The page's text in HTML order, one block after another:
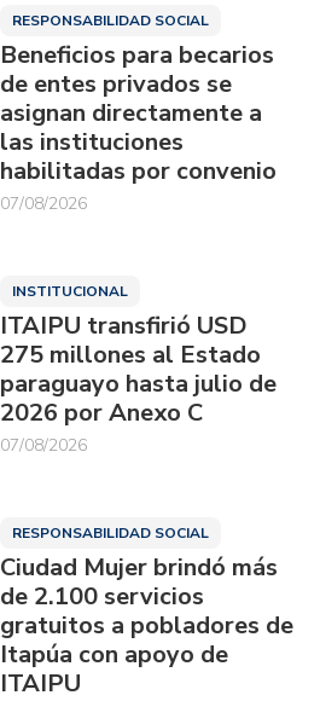
RESPONSABILIDAD SOCIAL
Beneficios para becarios
de entes privados se
asignan directamente a
las instituciones
habilitadas por convenio
07/08/2026
INSTITUCIONAL
ITAIPU transfirió USD
275 millones al Estado
paraguayo hasta julio de
2026 por Anexo C
07/08/2026
RESPONSABILIDAD SOCIAL
Ciudad Mujer brindó más
de 2.100 servicios
gratuitos a pobladores de
Itapúa con apoyo de
ITAIPU